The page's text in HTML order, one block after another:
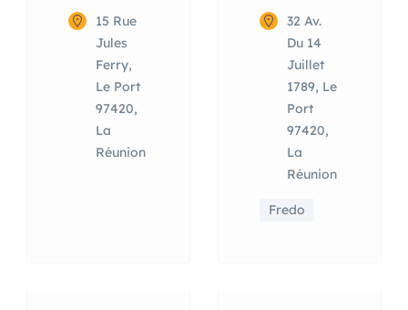
15 Rue
Jules
Ferry,
Le Port
97420,
La
Réunion
32 Av.
Du 14
Juillet
1789, Le
Port
97420,
La
Réunion
Fredo